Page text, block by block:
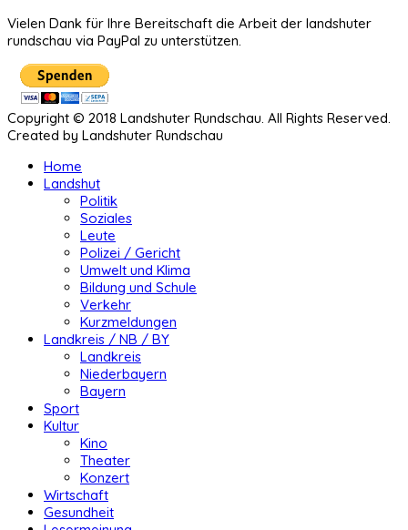
Vielen Dank für Ihre Bereitschaft die Arbeit der landshuter
rundschau via PayPal zu unterstützen.
Copyright © 2018 Landshuter Rundschau. All Rights Reserved.
Created by Landshuter Rundschau
Home
Landshut
Politik
Soziales
Leute
Polizei / Gericht
Umwelt und Klima
Bildung und Schule
Verkehr
Kurzmeldungen
Landkreis / NB / BY
Landkreis
Niederbayern
Bayern
Sport
Kultur
Kino
Theater
Konzert
Wirtschaft
Gesundheit